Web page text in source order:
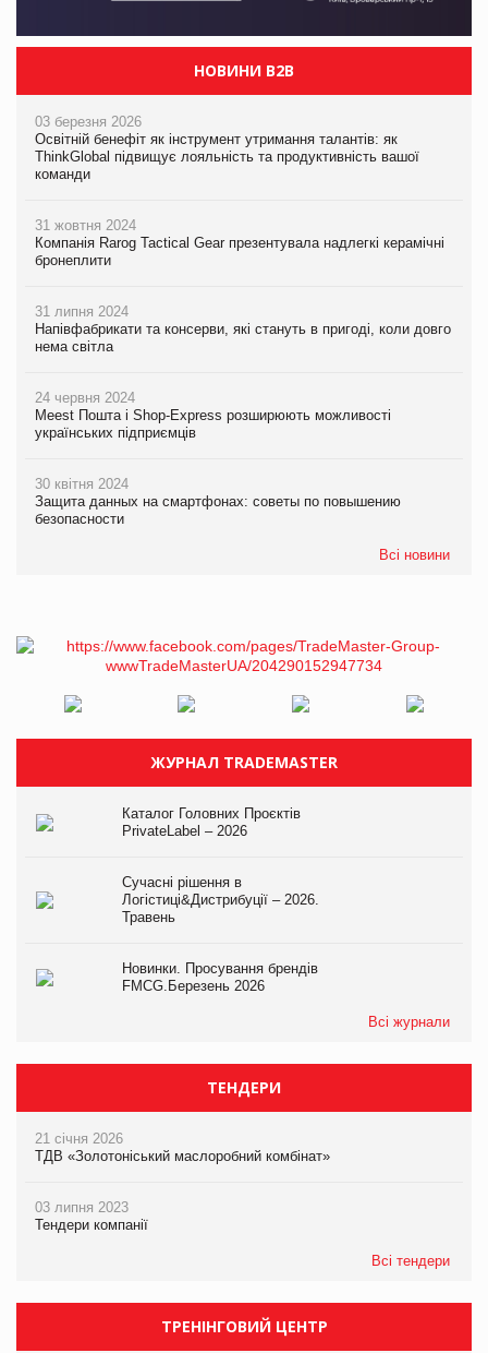
НОВИНИ B2B
03 березня 2026
Освітній бенефіт як інструмент утримання талантів: як
ThinkGlobal підвищує лояльність та продуктивність вашої
команди
31 жовтня 2024
Компанія Rarog Tactical Gear презентувала надлегкі керамічні
бронеплити
31 липня 2024
Напівфабрикати та консерви, які стануть в пригоді, коли довго
нема світла
24 червня 2024
Meest Пошта і Shop-Express розширюють можливості
українських підприємців
30 квітня 2024
Защита данных на смартфонах: советы по повышению
безопасности
Всі новини
ЖУРНАЛ TRADEMASTER
Каталог Головних Проєктів
PrivateLabel – 2026
Сучасні рішення в
Логістиці&Дистрибуції – 2026.
Травень
Новинки. Просування брендів
FMCG.Березень 2026
Всі журнали
ТЕНДЕРИ
21 січня 2026
ТДВ «Золотоніський маслоробний комбінат»
03 липня 2023
Тендери компанії
Всі тендери
ТРЕНІНГОВИЙ ЦЕНТР